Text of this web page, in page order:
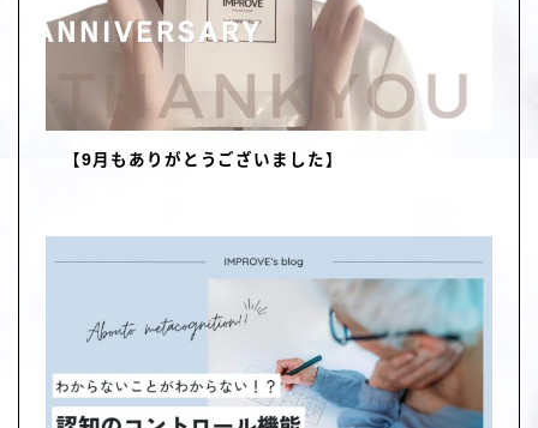
【9月もありがとうございました】